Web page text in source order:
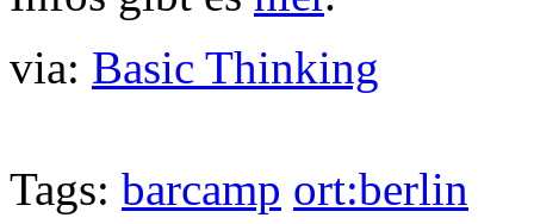
via: Basic Thinking
Tags: barcamp ort:berlin